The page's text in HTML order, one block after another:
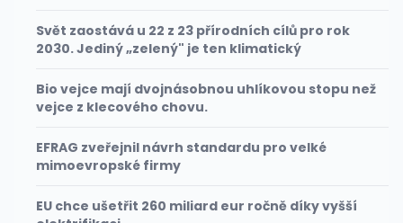
Svět zaostává u 22 z 23 přírodních cílů pro rok
2030. Jediný „zelený" je ten klimatický
Bio vejce mají dvojnásobnou uhlíkovou stopu než
vejce z klecového chovu.
EFRAG zveřejnil návrh standardu pro velké
mimoevropské firmy
EU chce ušetřit 260 miliard eur ročně díky vyšší